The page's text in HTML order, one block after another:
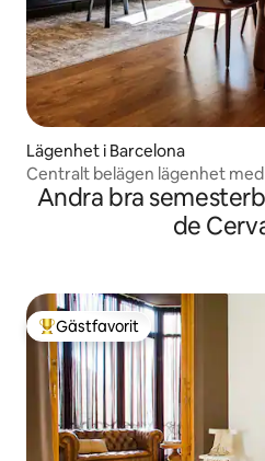
Lägenhet i Barcelona
Centralt belägen lägenhet
Andra bra
de
Populär gästfavorit
Gästfavorit